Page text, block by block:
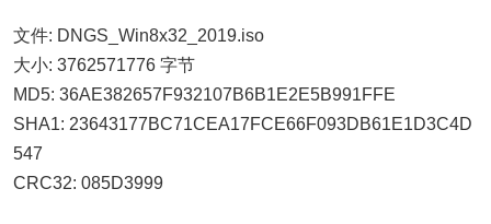
文件: DNGS_Win8x32_2019.iso
大小: 3762571776 字节
MD5: 36AE382657F932107B6B1E2E5B991FFE
SHA1: 23643177BC71CEA17FCE66F093DB61E1D3C4D
547
CRC32: 085D3999